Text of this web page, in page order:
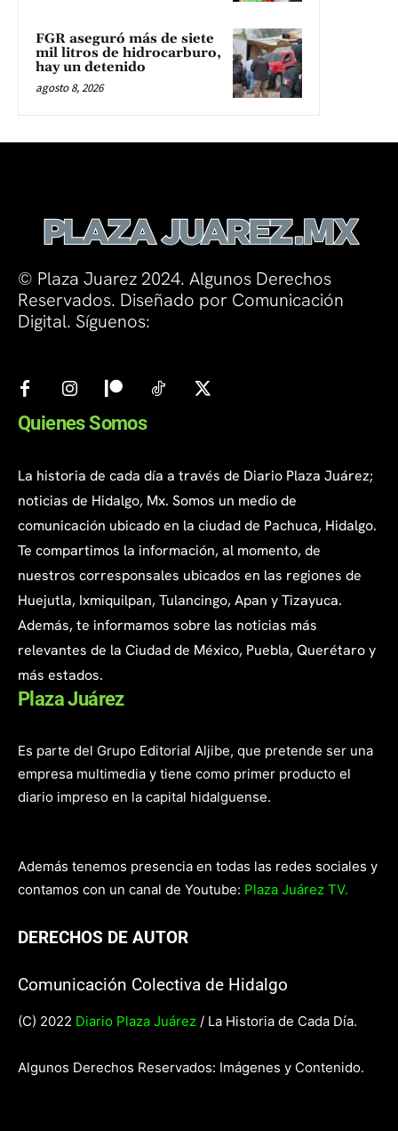
FGR aseguró más de siete
mil litros de hidrocarburo,
hay un detenido
agosto 8, 2026
© Plaza Juarez 2024. Algunos Derechos
Reservados. Diseñado por Comunicación
Digital. Síguenos:
Quienes Somos
La historia de cada día a través de Diario Plaza Juárez;
noticias de Hidalgo, Mx. Somos un medio de
comunicación ubicado en la ciudad de Pachuca, Hidalgo.
Te compartimos la información, al momento, de
nuestros corresponsales ubicados en las regiones de
Huejutla, Ixmiquilpan, Tulancingo, Apan y Tizayuca.
Además, te informamos sobre las noticias más
relevantes de la Ciudad de México, Puebla, Querétaro y
más estados.
Plaza Juárez
Es parte del Grupo Editorial Aljibe, que pretende ser una
empresa multimedia y tiene como primer producto el
diario impreso en la capital hidalguense.
Además tenemos presencia en todas las redes sociales y
contamos con un canal de Youtube: Plaza Juárez TV.
DERECHOS DE AUTOR
Comunicación Colectiva de Hidalgo
(C) 2022 Diario Plaza Juárez / La Historia de Cada Día.
Algunos Derechos Reservados: Imágenes y Contenido.